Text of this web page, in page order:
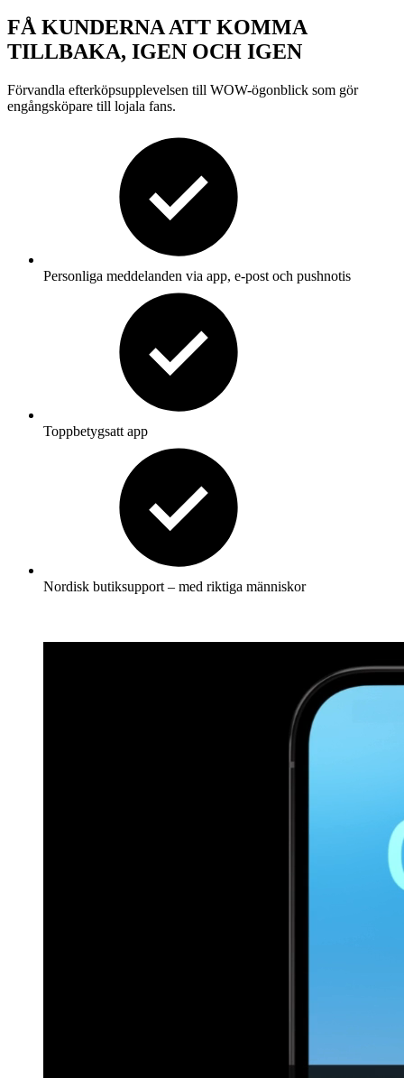
FÅ KUNDERNA ATT KOMMA
TILLBAKA, IGEN OCH IGEN
Förvandla efterköpsupplevelsen till WOW-ögonblick som gör
engångsköpare till lojala fans.
Personliga meddelanden via app, e-post och pushnotis
Toppbetygsatt app
Nordisk butiksupport – med riktiga människor